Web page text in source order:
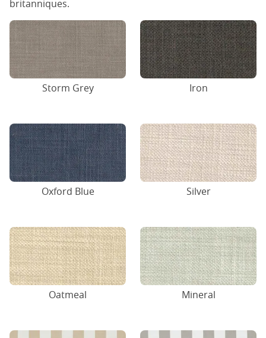
britanniques.
Storm Grey Iron
Oxford Blue Silver
Oatmeal Mineral